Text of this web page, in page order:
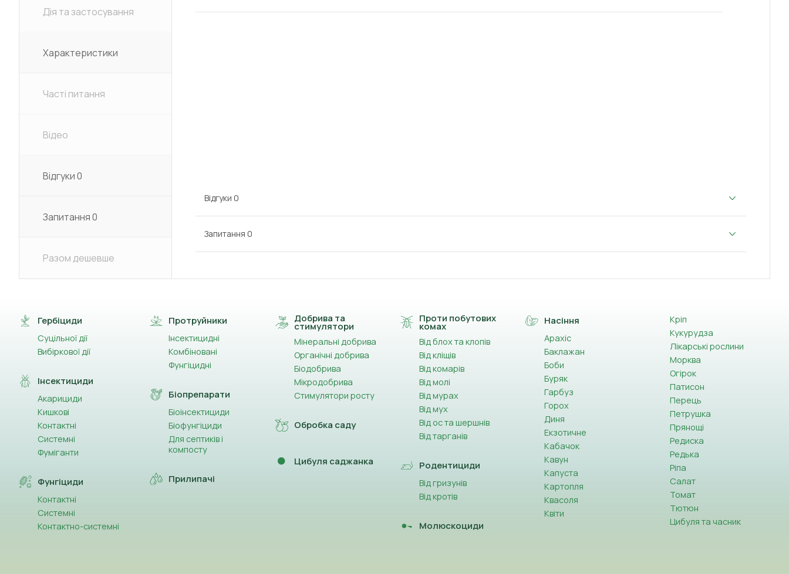
Дія та застосування
Характеристики
Часті питання
Відео
Відгуки0
Запитання0
Разом дешевше
Відгуки 0
Запитання 0
Гербіциди
Суцільної дії
Вибіркової дії
Інсектициди
Акарициди
Кишкові
Контактні
Системні
Фуміганти
Фунгіциди
Контактні
Системні
Контактно-системні
Протруйники
Інсектицидні
Комбіновані
Фунгіцидні
Біопрепарати
Біоінсектициди
Біофунгіциди
Для септиків і
компосту
Прилипачі
Добрива та
стимулятори
Мінеральні добрива
Органічні добрива
Біодобрива
Мікродобрива
Стимулятори росту
Обробка саду
Цибуля саджанка
Проти побутових
комах
Від блох та клопів
Від кліщів
Від комарів
Від молі
Від мурах
Від мух
Від ос та шершнів
Від тарганів
Родентициди
Від гризунів
Від кротів
Молюскоциди
Насіння
Арахіс
Баклажан
Боби
Буряк
Гарбуз
Горох
Диня
Екзотичне
Кабачок
Кавун
Капуста
Картопля
Квасоля
Квіти
Кріп
Кукурудза
Лікарські рослини
Морква
Огірок
Патисон
Перець
Петрушка
Прянощі
Редиска
Редька
Ріпа
Салат
Томат
Тютюн
Цибуля та часник